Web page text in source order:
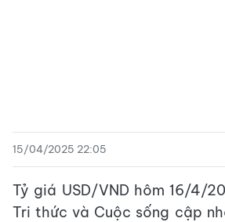
15/04/2025 22:05
Tỷ giá USD/VND hôm 16/4/
Tri thức và Cuộc sống cập